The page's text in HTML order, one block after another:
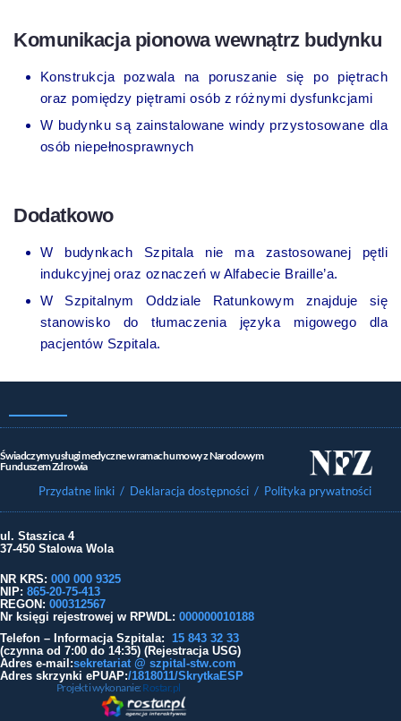
Komunikacja pionowa wewnątrz budynku
Konstrukcja pozwala na poruszanie się po piętrach
oraz pomiędzy piętrami osób z różnymi dysfunkcjami
W budynku są zainstalowane windy przystosowane dla
osób niepełnosprawnych
Dodatkowo
W budynkach Szpitala nie ma zastosowanej pętli
indukcyjnej oraz oznaczeń w Alfabecie Braille’a.
W Szpitalnym Oddziale Ratunkowym znajduje się
stanowisko do tłumaczenia języka migowego dla
pacjentów Szpitala.
Świadczymy usługi medyczne w ramach umowy z Narodowym
Funduszem Zdrowia
Przydatne linki / Deklaracja dostępności / Polityka prywatności
ul. Staszica 4
37-450 Stalowa Wola
NR KRS: 000 000 9325
NIP: 865-20-75-413
REGON: 000312567
Nr księgi rejestrowej w RPWDL: 000000010188
Telefon – Informacja Szpitala: 15 843 32 33
(czynna od 7:00 do 14:35) (Rejestracja USG)
Adres e-mail:sekretariat @ szpital-stw.com
Adres skrzynki ePUAP:/1818011/SkrytkaESP
Projekt i wykonanie: Rostar.pl